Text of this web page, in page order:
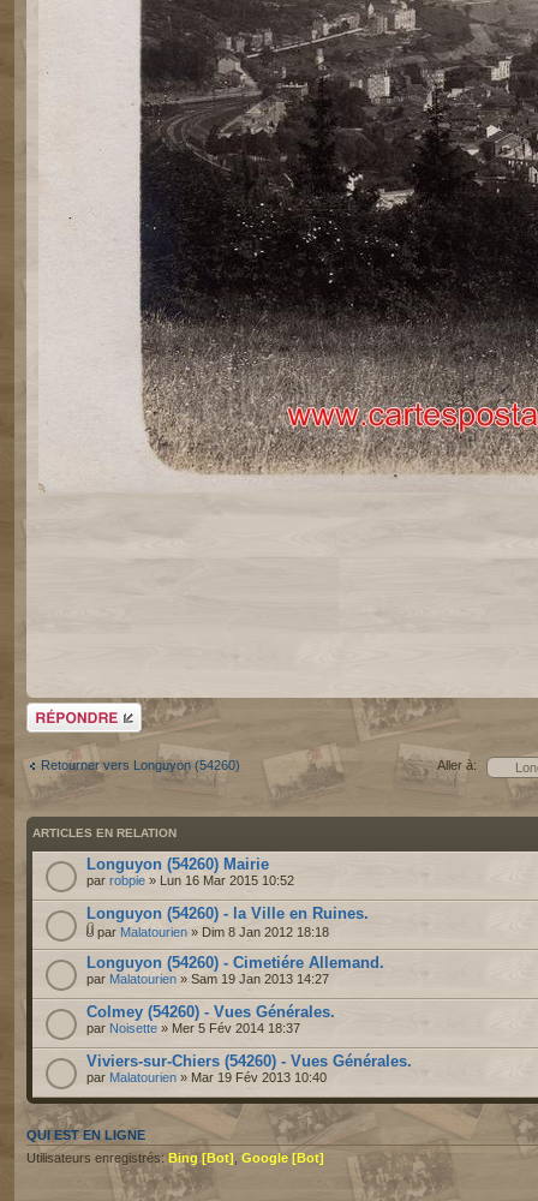
Répondre
Retourner vers Longuyon (54260) Aller à:
ARTICLES EN RELATION
Longuyon (54260) Mairie
par robpie » Lun 16 Mar 2015 10:52
Longuyon (54260) - la Ville en Ruines.
par Malatourien » Dim 8 Jan 2012 18:18
Longuyon (54260) - Cimetiére Allemand.
par Malatourien » Sam 19 Jan 2013 14:27
Colmey (54260) - Vues Générales.
par Noisette » Mer 5 Fév 2014 18:37
Viviers-sur-Chiers (54260) - Vues Générales.
par Malatourien » Mar 19 Fév 2013 10:40
QUI EST EN LIGNE
Utilisateurs enregistrés:Bing [Bot] Google [Bot]